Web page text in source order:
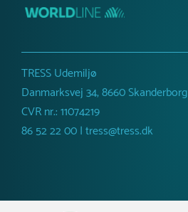
TRESS Udemiljø
Danmarksvej 34, 8660 Skanderborg
CVR nr.: 11074219
86 52 22 00 | tress@tress.dk